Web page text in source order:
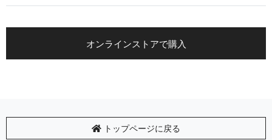
オンラインストアで購入
トップページに戻る